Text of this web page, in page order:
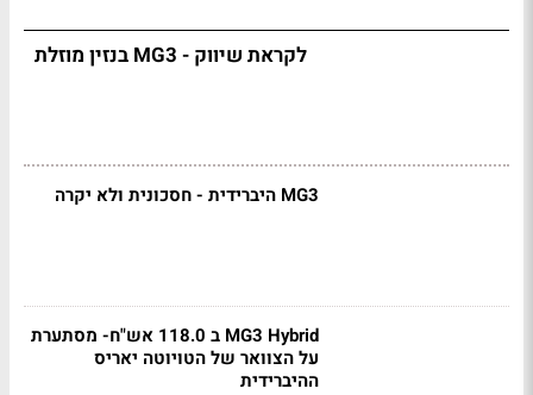
לקראת שיווק - MG3 בנזין מוזלת
MG3 היברידית - חסכונית ולא יקרה
MG3 Hybrid ב 118.0 אש"ח- מסתערת
על הצוואר של הטויוטה יאריס
ההיברידית